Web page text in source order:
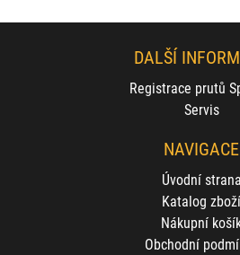
DALŠÍ
Registrace prutů
Servis
NAVIGACE
Úvodní strana
Katalog zboží
Nákupní
Obchodní